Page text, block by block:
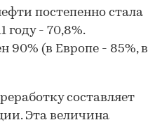
постепенно стала
году - 70,8%.
90% (в Европе - 85%, в
составляет
Эта величина